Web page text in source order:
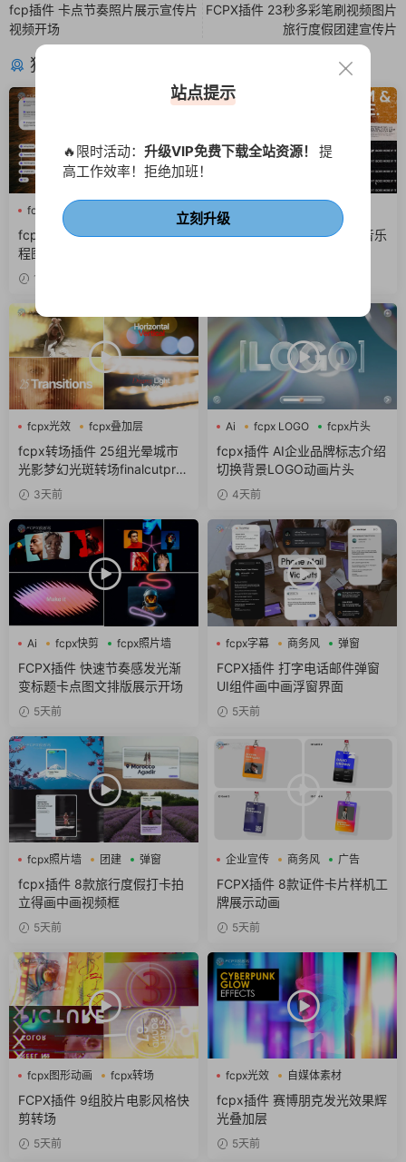
fcp插件 卡点节奏照片展示宣传片
视频开场
FCPX插件 23秒多彩笔刷视频图片
旅行度假团建宣传片
猜你喜欢
fcpx字幕
fcpx插件 6组互联网Ui动效流
程图窗口组件界面
10小时前
fcpx快剪 故障风
fcpx插件 酷炫街头风摇滚音乐
fcpx光效
fcpx叠加层
fcpx图形动画
fcpx转场插件 25组光晕城市
光影梦幻光斑转场finalcutpro
插件3天前
Ai fcpx LOGO fcpx片头
fcpx插件 AI企业品牌标志介绍
切换背景LOGO动画片头
4天前
Ai fcpx快剪 fcpx照片墙
FCPX插件 快速节奏感发光渐
变标题卡点图文排版展示开场
5天前
fcpx字幕 商务风 弹窗
FCPX插件 打字电话邮件弹窗
UI组件画中画浮窗界面
5天前
fcpx照片墙 团建 弹窗
fcpx插件 8款旅行度假打卡拍
立得画中画视频框
5天前
企业宣传 商务风 广告
FCPX插件 8款证件卡片样机工
牌展示动画
5天前
fcpx图形动画
fcpx转场
噪点
FCPX插件 9组胶片电影风格快
剪转场
5天前
fcpx光效
自媒体素材
赛博朋克
fcpx插件 赛博朋克发光效果辉
光叠加层
5天前
站点提示
🔥限时活动： 升级VIP免费下载全站资源！ 提
高工作效率！拒绝加班！
立刻升级